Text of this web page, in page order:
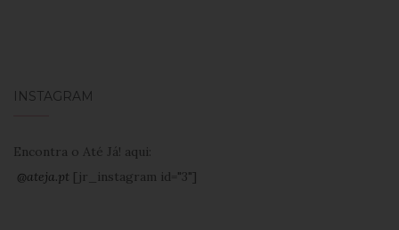
INSTAGRAM
Encontra o Até Já! aqui:
@ateja.pt [jr_instagram id="3"]